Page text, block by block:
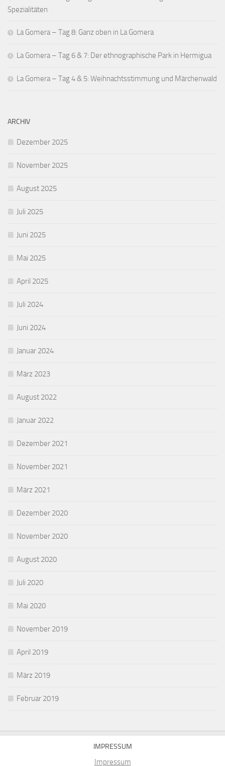
Spezialitäten
La Gomera – Tag 8: Ganz oben in La Gomera
La Gomera – Tag 6 & 7: Der ethnographische Park in Hermigua
La Gomera – Tag 4 & 5: Weihnachtsstimmung und Märchenwald
ARCHIV
Dezember 2025
November 2025
August 2025
Juli 2025
Juni 2025
Mai 2025
April 2025
Juli 2024
Juni 2024
Januar 2024
März 2023
August 2022
Januar 2022
Dezember 2021
November 2021
März 2021
Dezember 2020
November 2020
August 2020
Juli 2020
Mai 2020
November 2019
April 2019
März 2019
Februar 2019
IMPRESSUM
Impressum